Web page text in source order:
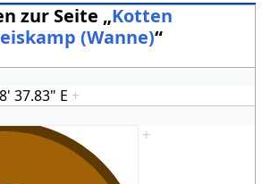
zur Seite „Kotten
(Wanne)“
37.83" E +
+